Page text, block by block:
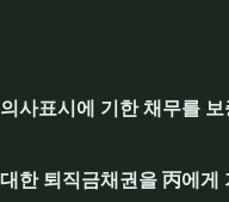
사표시에 기한 채무를
한 퇴직금채권을 丙에